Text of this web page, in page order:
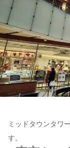
ミッドタウンタワ
す。